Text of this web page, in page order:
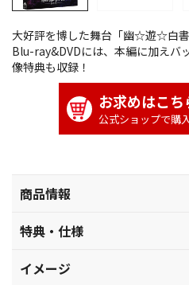
大好評を博した舞台「幽☆遊☆白書
Blu-ray&DVDには、本編に加えバ
像特典も収録！
お求めはこち
公式ショップで購
商品情報
2021.5.26
ジャンル
舞台
特典・仕様
■特典ディスク
イメージ